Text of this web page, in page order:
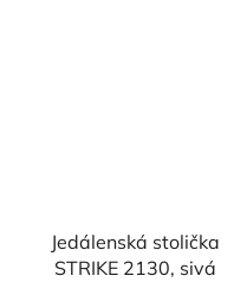
Jedálenská stolička
STRIKE 2130, sivá